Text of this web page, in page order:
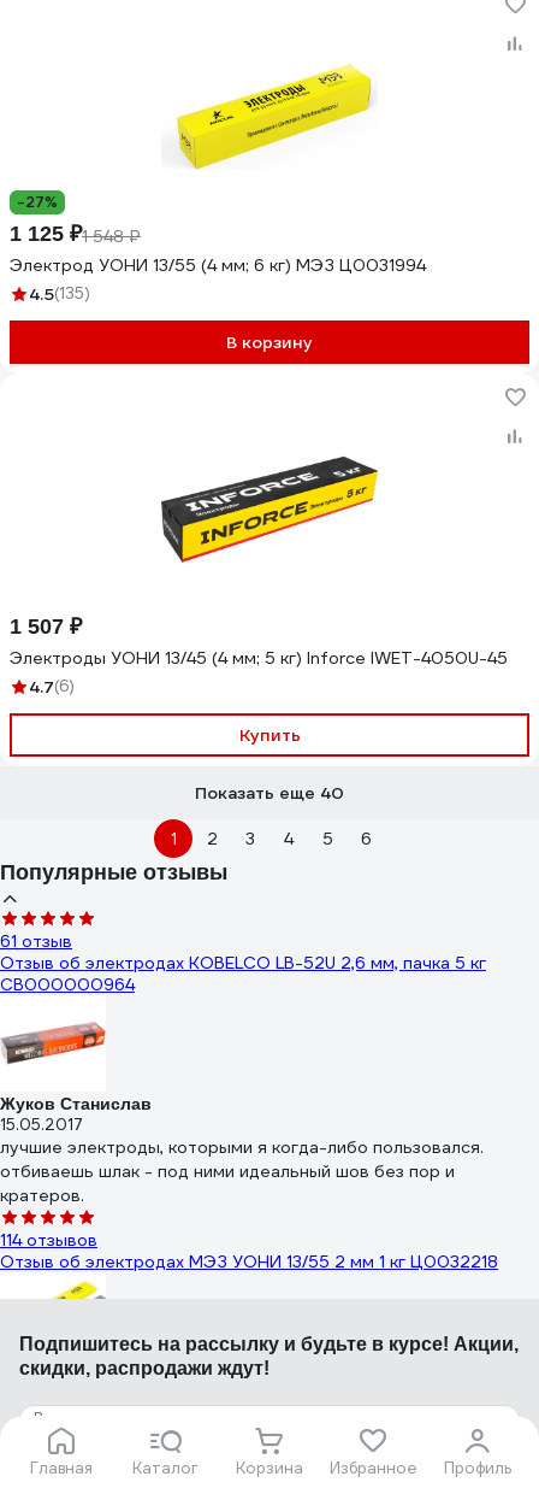
Главная Каталог Корзина Избранное Профиль
-27%
1 125 ₽1 548 ₽
Электрод УОНИ 13/55 (4 мм; 6 кг) МЭЗ Ц0031994
4.5(135)
В корзину
1 507 ₽
Электроды УОНИ 13/45 (4 мм; 5 кг) Inforce IWET-4050U-45
4.7(6)
Купить
Показать еще 40
1 2 3 4 5 6
Популярные отзывы
61 отзыв
Отзыв об электродах KOBELCO LB-52U 2,6 мм, пачка 5 кг
СВ000000964
Жуков Станислав
15.05.2017
лучшие электроды, которыми я когда-либо пользовался.
отбиваешь шлак - под ними идеальный шов без пор и
кратеров.
114 отзывов
Отзыв об электродах МЭЗ УОНИ 13/55 2 мм 1 кг Ц0032218
Андрей
23.09.2020
Зачем ставят плохие отметки люди каторые варить не умеют?
Отличные электроды но для профессионального пользования
. Это не рутиловые . Ими сложнее работать и это надо
Подпишитесь на рассылку и будьте в курсе! Акции,
скидки, распродажи ждут!